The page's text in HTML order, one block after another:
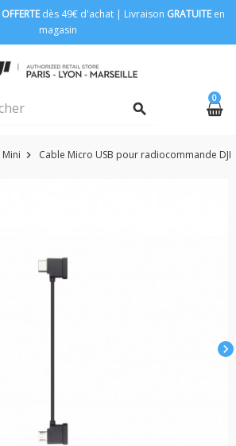
OFFERTEdès 49€ d'achat | Livraison GRATUITEen
magasin
search
0
Mini chevron_right Cable Micro USB pour radiocommande DJI
chevron_right